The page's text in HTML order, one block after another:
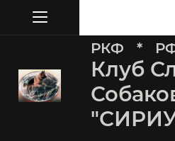
РКФ *
Клуб